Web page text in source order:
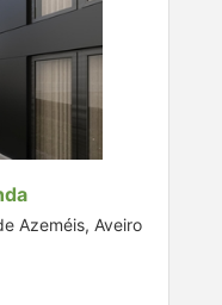
Azeméis, Aveiro